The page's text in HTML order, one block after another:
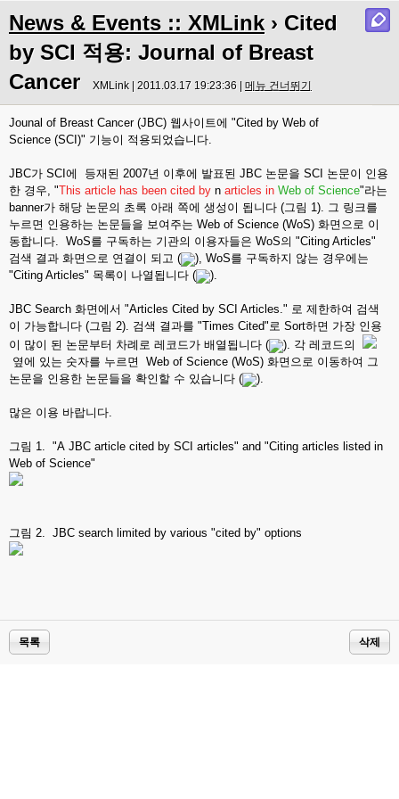
News & Events :: XMLink › Cited
by SCI 적용: Journal of Breast
Cancer
XMLink | 2011.03.17 19:23:36 | 메뉴 건너뛰기
Jounal of Breast Cancer (JBC) 웹사이트에 "Cited by Web of
Science (SCI)" 기능이 적용되었습니다.
JBC가 SCI에 등재된 2007년 이후에 발표된 JBC 논문을 SCI 논문이 인용
한 경우, "This article has been cited by n articles in Web of Science"라는
banner가 해당 논문의 초록 아래 쪽에 생성이 됩니다 (그림 1). 그 링크를
누르면 인용하는 논문들을 보여주는 Web of Science (WoS) 화면으로 이
동합니다. WoS를 구독하는 기관의 이용자들은 WoS의 "Citing Articles"
검색 결과 화면으로 연결이 되고 (
), WoS를 구독하지 않는 경우에는
"Citing Articles" 목록이 나열됩니다 (
).
JBC Search 화면에서 "Articles Cited by SCI Articles." 로 제한하여 검색
이 가능합니다 (그림 2). 검색 결과를 "Times Cited"로 Sort하면 가장 인용
이 많이 된 논문부터 차례로 레코드가 배열됩니다 (
). 각 레코드의
옆에 있는 숫자를 누르면 Web of Science (WoS) 화면으로 이동하여 그
논문을 인용한 논문들을 확인할 수 있습니다 (
).
많은 이용 바랍니다.
그림 1. "A JBC article cited by SCI articles" and "Citing articles listed in
Web of Science"
그림 2. JBC search limited by various "cited by" options
목록 삭제